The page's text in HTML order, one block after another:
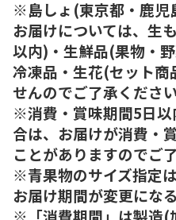
※島しょ(東京都・鹿児
お届けについては、生
以内)・生鮮品(果物・
冷凍品・生花(セット商
せんのでご了承ください
※消費・賞味期間5日
合は、お届けが消費・
ことがありますのでご
※青果物のサイズ指定
お届け期間が変更にな
※「消費期間」は製造(